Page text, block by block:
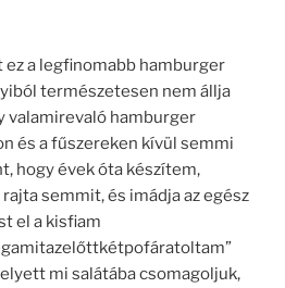
a legfinomabb hamburger
természetesen nem állja
valamirevaló hamburger
és a fűszereken kívül semmi
hogy évek óta készítem,
semmit, és imádja az egész
el a kisfiam
mi salátába csomagoljuk,